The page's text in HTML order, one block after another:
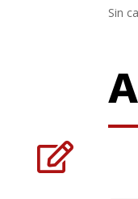
Sin
